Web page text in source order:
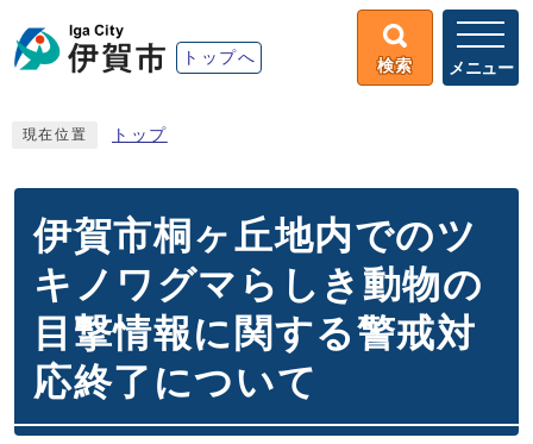
トップへ 検索 メニュー
現在位置 トップ
伊賀市桐ヶ丘地内でのツ
キノワグマらしき動物の
目撃情報に関する警戒対
応終了について